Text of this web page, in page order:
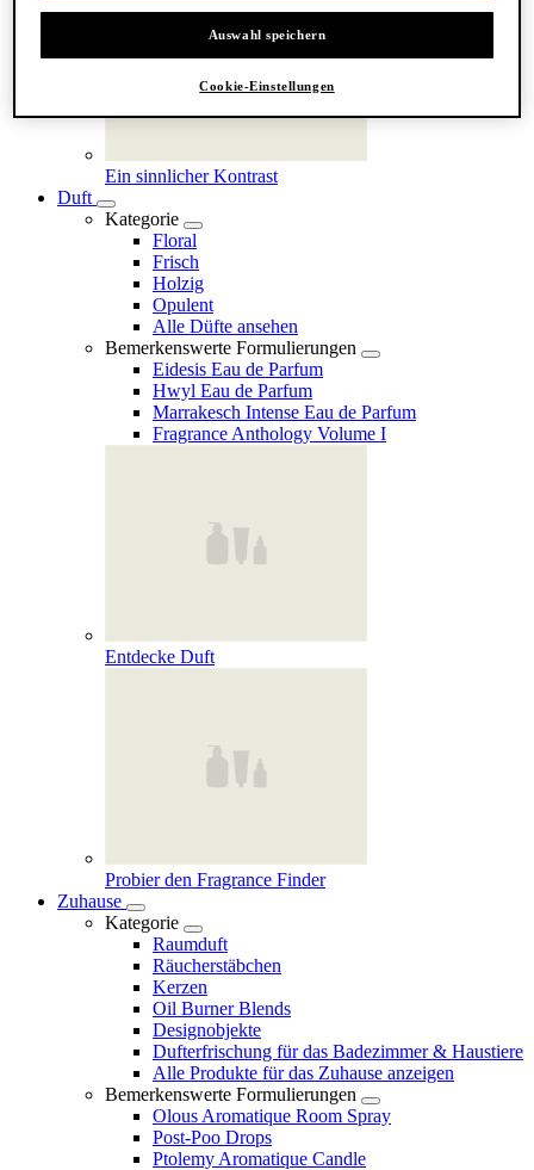
Ein sinnlicher Kontrast
Duft
Kategorie
Floral
Frisch
Holzig
Opulent
Alle Düfte ansehen
Bemerkenswerte Formulierungen
Eidesis Eau de Parfum
Hwyl Eau de Parfum
Marrakesch Intense Eau de Parfum
Fragrance Anthology Volume I
Entdecke Duft
Probier den Fragrance Finder
Zuhause
Kategorie
Raumduft
Räucherstäbchen
Kerzen
Oil Burner Blends
Designobjekte
Dufterfrischung für das Badezimmer & Haustiere
Alle Produkte für das Zuhause anzeigen
Bemerkenswerte Formulierungen
Olous Aromatique Room Spray
Post-Poo Drops
Ptolemy Aromatique Candle
Auswahl speichern
Cookie-Einstellungen